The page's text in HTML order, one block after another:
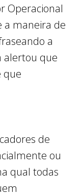
Operacional
a maneira de
a
alertou que
que
de
ou
qual todas